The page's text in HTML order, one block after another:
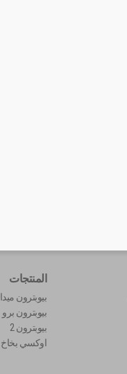
المنتجات
بيوبترون
بيوبترون برو 1
بيوبترون 2
اوكسي